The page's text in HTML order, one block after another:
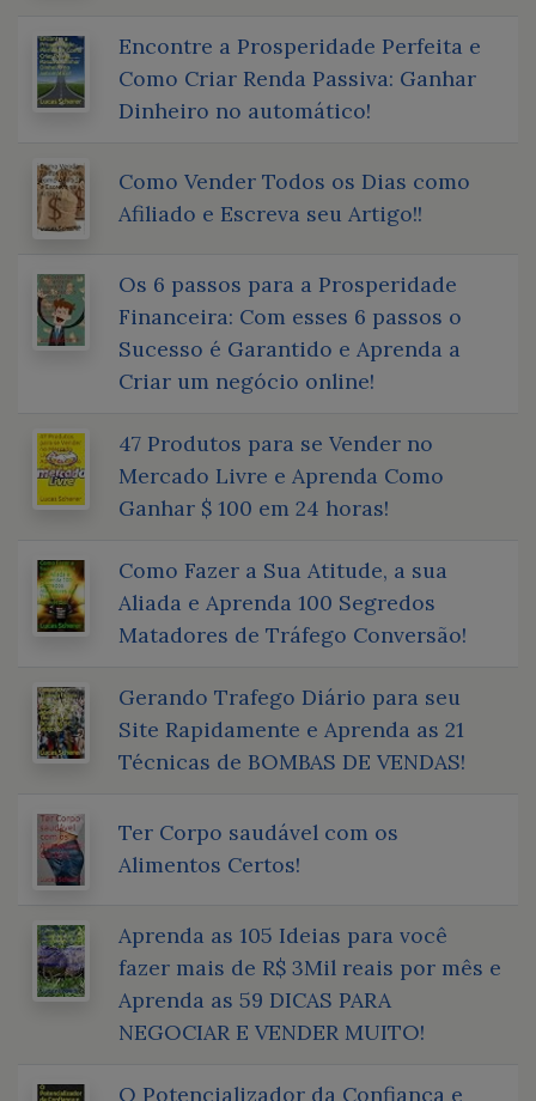
Encontre a Prosperidade Perfeita e
Como Criar Renda Passiva: Ganhar
Dinheiro no automático!
Como Vender Todos os Dias como
Afiliado e Escreva seu Artigo!!
Os 6 passos para a Prosperidade
Financeira: Com esses 6 passos o
Sucesso é Garantido e Aprenda a
Criar um negócio online!
47 Produtos para se Vender no
Mercado Livre e Aprenda Como
Ganhar $ 100 em 24 horas!
Como Fazer a Sua Atitude, a sua
Aliada e Aprenda 100 Segredos
Matadores de Tráfego Conversão!
Gerando Trafego Diário para seu
Site Rapidamente e Aprenda as 21
Técnicas de BOMBAS DE VENDAS!
Ter Corpo saudável com os
Alimentos Certos!
Aprenda as 105 Ideias para você
fazer mais de R$ 3Mil reais por mês e
Aprenda as 59 DICAS PARA
NEGOCIAR E VENDER MUITO!
O Potencializador da Confiança e